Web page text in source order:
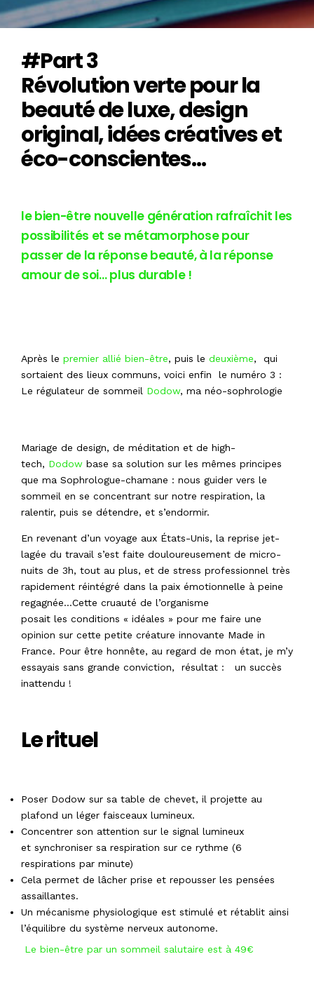
#Part 3
Révolution verte pour la
beauté de luxe, design
original, idées créatives et
éco-conscientes…
le bien-être nouvelle génération rafraîchit les
possibilités et se métamorphose pour
passer de la réponse beauté, à la réponse
amour de soi… plus durable !
Après le premier allié bien-être, puis le deuxième, qui
sortaient des lieux communs, voici enfin le numéro 3 :
Le régulateur de sommeil Dodow, ma néo-sophrologie
Mariage de design, de méditation et de high-
tech, Dodow base sa solution sur les mêmes principes
que ma Sophrologue-chamane : nous guider vers le
sommeil en se concentrant sur notre respiration, la
ralentir, puis se détendre, et s’endormir.
En revenant d’un voyage aux États-Unis, la reprise jet-
lagée du travail s’est faite douloureusement de micro-
nuits de 3h, tout au plus, et de stress professionnel très
rapidement réintégré dans la paix émotionnelle à peine
regagnée…Cette cruauté de l’organisme
posait les conditions « idéales » pour me faire une
opinion sur cette petite créature innovante Made in
France. Pour être honnête, au regard de mon état, je m’y
essayais sans grande conviction, résultat : un succès
inattendu !
Le rituel
Poser Dodow sur sa table de chevet, il projette au
plafond un léger faisceaux lumineux.
Concentrer son attention sur le signal lumineux
et synchroniser sa respiration sur ce rythme (6
respirations par minute)
Cela permet de lâcher prise et repousser les pensées
assaillantes.
Un mécanisme physiologique est stimulé et rétablit ainsi
l’équilibre du système nerveux autonome.
Le bien-être par un sommeil salutaire est à 49€